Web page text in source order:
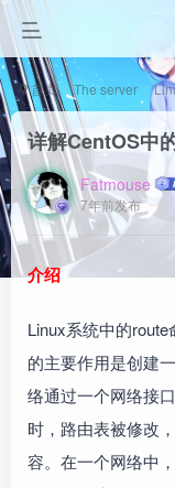
首页 The server
详解CentOS中
Fatmouse
7年前发布
介绍
Linux系统中的
的主要作用是创建
络通过一个网络接
时，路由表被修改
容。在一个网络中